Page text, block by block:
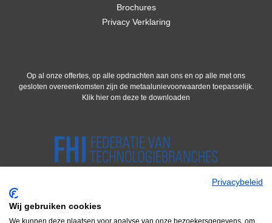
Brochures
Privacy Verklaring
Op al onze offertes, op alle opdrachten aan ons en op alle met ons
gesloten overeenkomsten zijn de metaalunievoorwaarden toepasselijk.
Klik hier om deze te downloaden
Privacybeleid
Wij gebruiken cookies
We kunnen deze plaatsen voor analyse van onze bezoekersgegevens, om